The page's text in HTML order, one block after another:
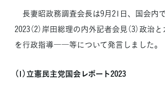
長妻昭政務調査会長は9月21日、国会内
2023（2）岸田総理の内外記者会見（3）政
を行政指導――等について発言しました。
（1）立憲民主党国会レポート2023